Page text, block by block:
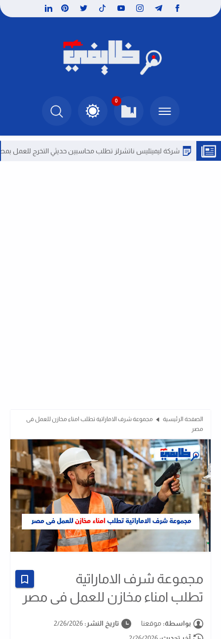
0
شركة ليميتليس ناتشرلز تطلب محاسبين حديثي التخرج للعمل بمصر
الصفحة الرئيسية
مجموعة شرف الاماراتية تطلب امناء مخازن للعمل فى
مصر
مجموعة شرف الاماراتية
تطلب امناء مخازن للعمل فى مصر
بواسطة: موقعنا تاريخ النشر: 2/26/2026